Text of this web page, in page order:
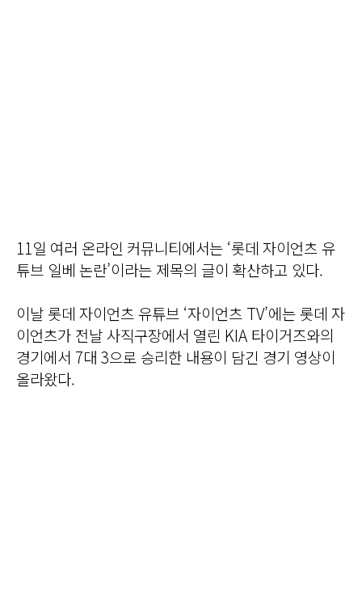
11일 여러 온라인 커뮤니티에서는 ‘롯데 자이언츠 유
튜브 일베 논란’이라는 제목의 글이 확산하고 있다.
이날 롯데 자이언츠 유튜브 ‘자이언츠 TV’에는 롯데 자
이언츠가 전날 사직구장에서 열린 KIA 타이거즈와의
경기에서 7대 3으로 승리한 내용이 담긴 경기 영상이
올라왔다.